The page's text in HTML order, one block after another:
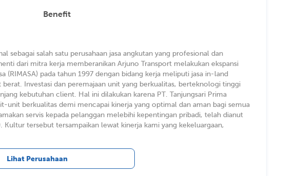
Benefit
sebagai salah satu perusahaan jasa angkutan yang profesional dan
dari mitra kerja memberanikan Arjuno Transport melakukan ekspansi
(RIMASA) pada tahun 1997 dengan bidang kerja meliputi jasa in-land
Investasi dan peremajaan unit yang berkualitas, berteknologi tinggi
kebutuhan client. Hal ini dilakukan karena PT. Tanjungsari Prima
unit berkualitas demi mencapai kinerja yang optimal dan aman bagi semua
servis kepada pelanggan melebihi kepentingan pribadi, telah dianut
Kultur tersebut tersampaikan lewat kinerja kami yang kekeluargaan,
Lihat Perusahaan